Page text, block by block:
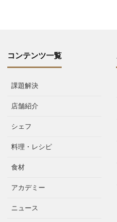
コンテンツ一覧
課題解決
店舗紹介
シェフ
料理・レシピ
食材
アカデミー
ニュース